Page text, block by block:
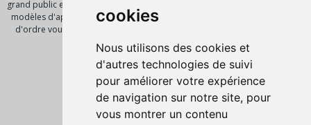
cookies
Nous utilisons des cookies et
d'autres technologies de suivi
pour améliorer votre expérience
de navigation sur notre site, pour
vous montrer un contenu
grand public et les entreprises. Nous vous proposont de nombreux scripts,
modèles d'application, template pour vos futures réalisations. Notre mot
d'ordre vous faire gagner un temps précieux avec des outils de qualité.
Pages
Accueil
Nos produits
Script PHP
Informations légales
Mentions Légales